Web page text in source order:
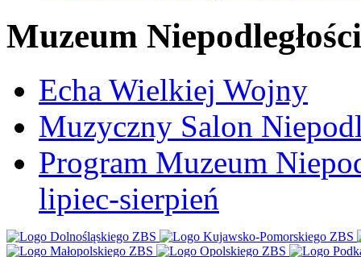
Muzeum Niepodległości
Echa Wielkiej Wojny
Muzyczny Salon
Program Muzeum
lipiec-sierpień